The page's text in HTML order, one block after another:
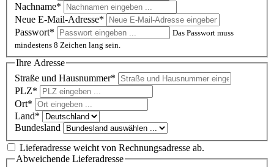
Nachname*
Neue E-Mail-Adresse*
Passwort*
Das Passwort muss
mindestens 8 Zeichen lang sein.
Ihre Adresse
Straße und Hausnummer*
PLZ*
Ort*
Land*
Bundesland
Lieferadresse weicht von Rechnungsadresse ab.
Abweichende Lieferadresse